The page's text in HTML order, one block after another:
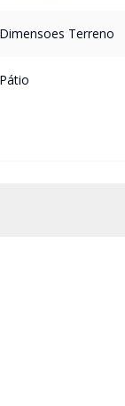
Dimensoes Terreno
Pátio